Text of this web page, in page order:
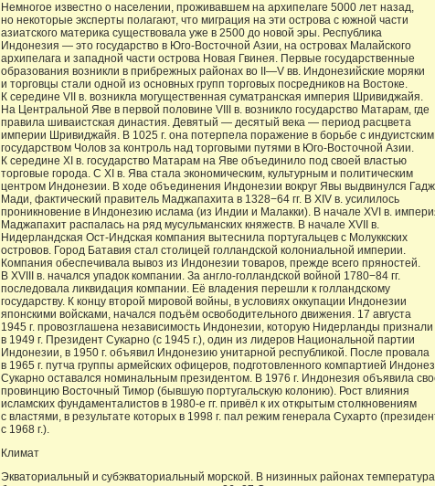
Немногое известно о населении, проживавшем на архипелаге 5000 лет назад,
но некоторые эксперты полагают, что миграция на эти острова с южной части
азиатского материка существовала уже в 2500 до новой эры. Республика
Индонезия — это государство в Юго-Восточной Азии, на островах Малайского
архипелага и западной части острова Новая Гвинея. Первые государственные
образования возникли в прибрежных районах во II—V вв.Индонезийские моряки
и торговцы стали одной из основных групп торговых посредников на Востоке.
К середине VII в. возникла могущественная суматранская империя Шривиджайя.
На Центральной Яве в первой половине VIII в. возникло государство Матарам, где
правила шиваистская династия. Девятый — десятый века — период расцвета
империи Шривиджайя. В 1025 г. она потерпела поражение в борьбе с индуистским
государством Чолов за контроль над торговыми путями в Юго-Восточной Азии.
К середине XI в. государство Матарам на Яве объединило под своей властью
торговые города. С XI в. Ява стала экономическим, культурным и политическим
центром Индонезии. В ходе объединения Индонезии вокруг Явы выдвинулся
Мади, фактический правитель Маджапахита в 1328−64 гг. В XIV в. усилилось
проникновение в Индонезию ислама (из Индии и Малакки). В начале XVI в.
Маджапахит распалась на ряд мусульманских княжеств. В начале XVII в.
Нидерландская Ост-Индская компания вытеснила португальцев с Молуккских
островов. Город Батавия стал столицей голландской колониальной империи.
Компания обеспечивала вывоз из Индонезии товаров, прежде всего пряностей.
В XVIII в. начался упадок компании. За англо-голландской войной 1780−84 гг.
последовала ликвидация компании. Её владения перешли к голландскому
государству. К концу второй мировой войны, в условиях оккупации Индонезии
японскими войсками, начался подъём освободительного движения. 17 августа
1945 г. провозглашена независимость Индонезии, которую Нидерланды признали
в 1949 г. Президент Сукарно (с 1945 г.), один из лидеров Национальной партии
Индонезии, в 1950 г. объявил Индонезию унитарной республикой. После провала
в 1965 г. путча группы армейских офицеров, подготовленного компартией
Сукарно оставался номинальным президентом. В 1976 г. Индонезия объявила
провинцию Восточный Тимор (бывшую португальскую колонию). Рост влияния
исламских фундаменталистов в 1980-е гг. привёл к их открытым столкновениям
с властями, в результате которых в 1998 г. пал режим генерала Сухарто
с 1968 г.).
Климат
Экваториальный и субэкваториальный морской. В низинных районах температура